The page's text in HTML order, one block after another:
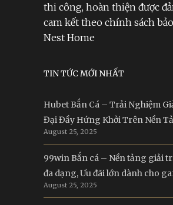
thi công, hoàn thiện được
cam kết theo chính sách
Nest Home
TIN TỨC MỚI NHẤT
Hubet Bắn Cá – Trải Nghiệm
Đại Đầy Hứng Khởi Trên Nền
August 25, 2025
99win Bắn cá – Nền tảng giải
đa dạng, Ưu đãi lớn dành cho
August 25, 2025